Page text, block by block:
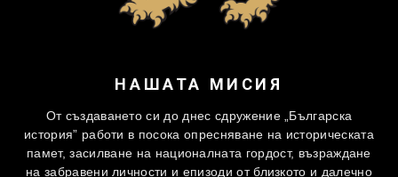
НАШАТА МИСИЯ
От създаването си до днес сдружение „Българска
история” работи в посока опресняване на историческата
памет, засилване на националната гордост, възраждане
на забравени личности и епизоди от близкото и далечно